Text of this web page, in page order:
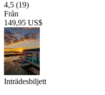
4,5 (19)
Från
149,95 US$
Inträdesbiljett